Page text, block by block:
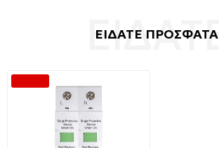
ΕΙΔΑΤΕ ΠΡΟΣΦΑΤΑ